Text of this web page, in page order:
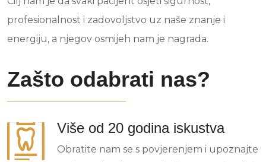
profesionalnost i zadovoljstvo uz naše znanje i
energiju, a njegov osmijeh nam je nagrada.
Zašto odabrati nas?
Više od 20 godina iskustva
Obratite nam se s povjerenjem i upoznajte